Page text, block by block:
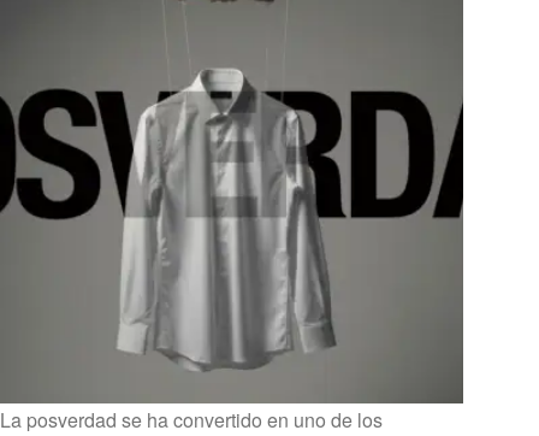
La posverdad se ha convertido en uno de los